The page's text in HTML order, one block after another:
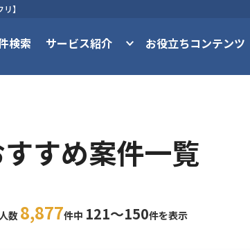
】
検索 サービス紹介 お役立ちコンテンツ
すめ案件一覧
数 8,877件中 121〜150件を表示